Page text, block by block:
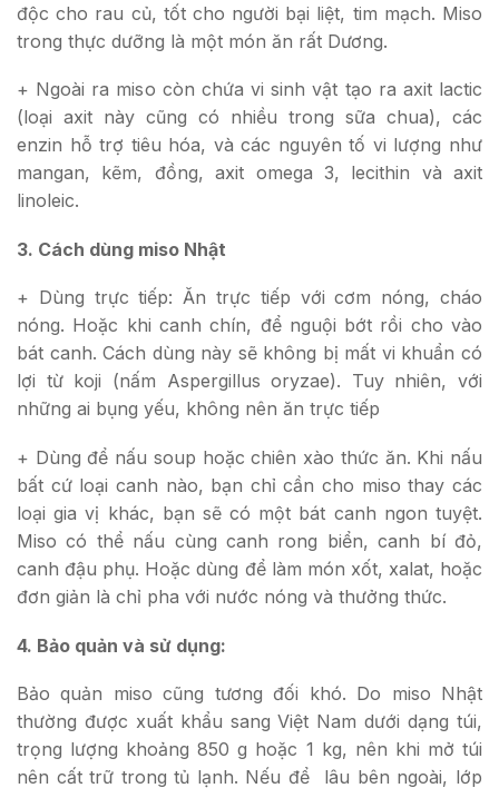
độc cho rau củ, tốt cho người bại liệt, tim mạch. Miso
trong thực dưỡng là một món ăn rất Dương.
+ Ngoài ra miso còn chứa vi sinh vật tạo ra axit lactic
(loại axit này cũng có nhiều trong sữa chua), các
enzin hỗ trợ tiêu hóa, và các nguyên tố vi lượng như
mangan, kẽm, đồng, axit omega 3, lecithin và axit
linoleic.
3. Cách dùng miso Nhật
+ Dùng trực tiếp: Ăn trực tiếp với cơm nóng, cháo
nóng. Hoặc khi canh chín, để nguội bớt rồi cho vào
bát canh. Cách dùng này sẽ không bị mất vi khuẩn có
lợi từ koji (nấm Aspergillus oryzae). Tuy nhiên, với
những ai bụng yếu, không nên ăn trực tiếp
+ Dùng để nấu soup hoặc chiên xào thức ăn. Khi nấu
bất cứ loại canh nào, bạn chỉ cần cho miso thay các
loại gia vị khác, bạn sẽ có một bát canh ngon tuyệt.
Miso có thể nấu cùng canh rong biển, canh bí đỏ,
canh đậu phụ. Hoặc dùng để làm món xốt, xalat, hoặc
đơn giản là chỉ pha với nước nóng và thưởng thức.
4. Bảo quản và sử dụng:
Bảo quản miso cũng tương đối khó. Do miso Nhật
thường được xuất khẩu sang Việt Nam dưới dạng túi,
trọng lượng khoảng 850 g hoặc 1 kg, nên khi mở túi
nên cất trữ trong tủ lạnh. Nếu để lâu bên ngoài, lớp